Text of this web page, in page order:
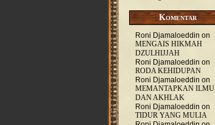
Komentar
Roni Djamaloeddin on
MENGAIS HIKMAH
DZULHIJJAH
Roni Djamaloeddin on
RODA KEHIDUPAN
Roni Djamaloeddin on
MEMANTAPKAN ILMU
DAN AKHLAK
Roni Djamaloeddin on
TIDUR YANG MULIA